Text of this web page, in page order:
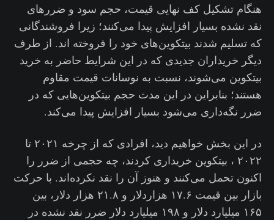
هنگام تشکیل کف نهایی قیمت، حجم سود و ضررهای
نقد نشده بسیار افزایش پیدا می‌کنند؛ زیرا فروشندگانی
که تسلیم شدند بیتکوین‌های خود را فروخته اند. از طرف
دیگر خریداران جدیدی که در این شرایط حاضر به خرید
بیتکوین می‌شوند، نسبت به نوسانات قیمت مقاوم
هستند؛ بنابراین در این مدت حجم بیتکوین‌هایی که در
ضرر نگه‌داری می‌شود بسیار افزایش پیدا می‌کند.
در این بخش خواهیم دید، افرادی که از چرخه ۲۰۲۱ تا
۲۰۲۲ ، بیتکوین خریداری کردند، چه حجمی از ضرر را
اکنون تحمل می‌کنند و هنوز آن را نقد نکرده‌اند. با حرکت
بازار بین قیمت ۱۷.۶ هزاردلار و ۲۱.۸ هزار دلار، بین
۱۶۵ میلیارد دلار و ۱۹۸ میلیارد دلار ضرر نقد نشده در